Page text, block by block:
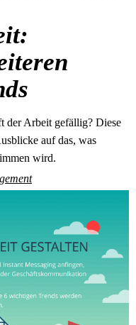
der Arbeit gefällig? Diese
auf das, was
wird.